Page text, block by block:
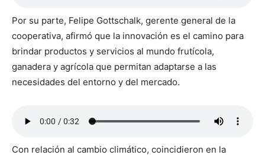
Por su parte, Felipe Gottschalk, gerente general de la
cooperativa, afirmó que la innovación es el camino para
brindar productos y servicios al mundo frutícola,
ganadera y agrícola que permitan adaptarse a las
necesidades del entorno y del mercado.
Con relación al cambio climático, coincidieron en la